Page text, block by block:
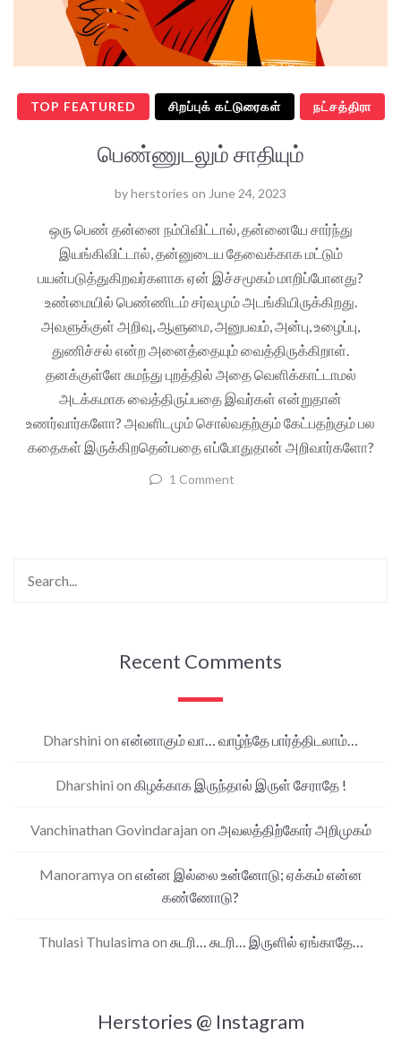
TOP FEATURED சிறப்புக் கட்டுரைகள் நட்சத்திரா
பெண்ணுடலும் சாதியும்
byherstories on June 24, 2023
ஒரு பெண் தன்னை நம்பிவிட்டால், தன்னையே சார்ந்து
இயங்கிவிட்டால், தன்னுடைய தேவைக்காக மட்டும்
பயன்படுத்துகிறவர்களாக ஏன் இச்சமூகம் மாறிப்போனது?
உண்மையில் பெண்ணிடம் சர்வமும் அடங்கியிருக்கிறது.
அவளுக்குள் அறிவு, ஆளுமை, அனுபவம், அன்பு, உழைப்பு,
துணிச்சல் என்ற அனைத்தையும் வைத்திருக்கிறாள்.
தனக்குள்ளே சுமந்து புறத்தில் அதை வெளிக்காட்டாமல்
அடக்கமாக வைத்திருப்பதை இவர்கள் என்றுதான்
உணர்வார்களோ? அவளிடமும் சொல்வதற்கும் கேட்பதற்கும் பல
கதைகள் இருக்கிறதென்பதை எப்போதுதான் அறிவார்களோ?
1 Comment
Recent Comments
Dharshini on என்னாகும் வா… வாழ்ந்தே பார்த்திடலாம்…
Dharshini on கிழக்காக இருந்தால் இருள் சேராதே !
Vanchinathan Govindarajan on அவலத்திற்கோர் அறிமுகம்
Manoramya on என்ன இல்லை உன்னோடு; ஏக்கம் என்ன
கண்ணோடு?
Thulasi Thulasima on சுடரி… சுடரி… இருளில் ஏங்காதே…
Herstories @ Instagram